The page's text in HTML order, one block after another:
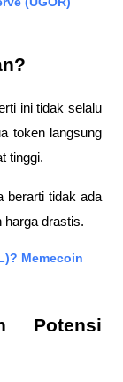
ini tidak selalu
token langsung
tinggi.
berarti tidak ada
harga drastis.
Memecoin
Potensi